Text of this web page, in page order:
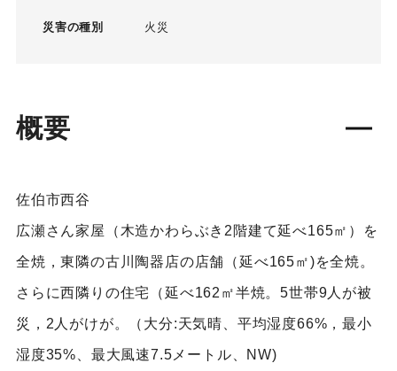
災害の種別 火災
概要
佐伯市西谷
広瀬さん家屋（木造かわらぶき2階建て延べ165㎡）を
全焼，東隣の古川陶器店の店舗（延べ165㎡)を全焼。
さらに西隣りの住宅（延べ162㎡半焼。5世帯9人が被
災，2人がけが。（大分:天気晴、平均湿度66%，最小
湿度35%、最大風速7.5メートル、NW)